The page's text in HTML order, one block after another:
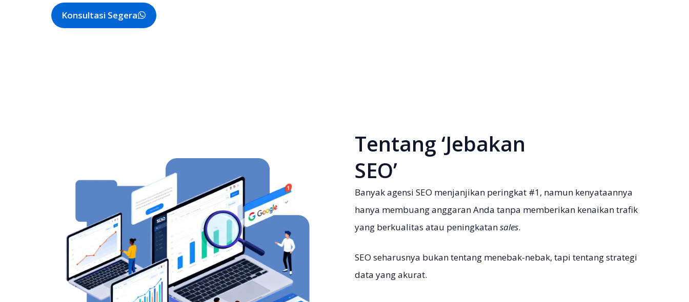
Konsultasi Segera
Tentang ‘Jebakan
SEO’
Banyak agensi SEO menjanjikan peringkat #1, namun kenyataannya
hanya membuang anggaran Anda tanpa memberikan kenaikan trafik
yang berkualitas atau peningkatansales.
SEO seharusnya bukan tentang menebak-nebak, tapi tentang strategi
data yang akurat.